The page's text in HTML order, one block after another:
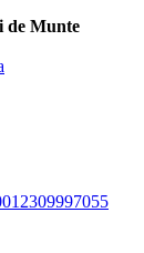
de Munte